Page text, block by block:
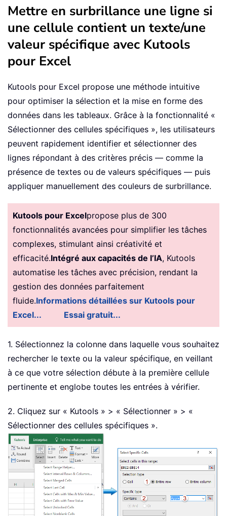
Mettre en surbrillance une ligne si
une cellule contient un texte/une
valeur spécifique avec Kutools
pour Excel
Kutools pour Excel propose une méthode intuitive
pour optimiser la sélection et la mise en forme des
données dans les tableaux. Grâce à la fonctionnalité «
Sélectionner des cellules spécifiques », les utilisateurs
peuvent rapidement identifier et sélectionner des
lignes répondant à des critères précis — comme la
présence de textes ou de valeurs spécifiques — puis
appliquer manuellement des couleurs de surbrillance.
Kutools pour Excelpropose plus de 300
fonctionnalités avancées pour simplifier les tâches
complexes, stimulant ainsi créativité et
efficacité.Intégré aux capacités de l’IA, Kutools
automatise les tâches avec précision, rendant la
gestion des données parfaitement
fluide.Informations détaillées sur Kutools pour
Excel...
Essai gratuit...
1. Sélectionnez la colonne dans laquelle vous souhaitez
rechercher le texte ou la valeur spécifique, en veillant
à ce que votre sélection débute à la première cellule
pertinente et englobe toutes les entrées à vérifier.
2. Cliquez sur « Kutools » > « Sélectionner » > «
Sélectionner des cellules spécifiques ».